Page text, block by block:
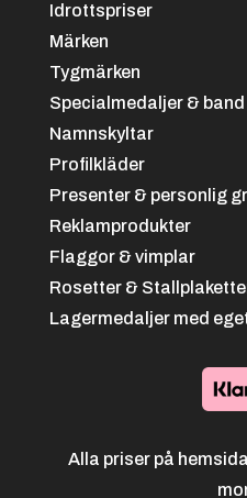
Svart/grön
Blå/svart
Idrottspriser
Märken
Tygmärken
Specialmedaljer & band
Namnskyltar
Profilkläder
Presenter & personlig
Reklamprodukter
Flaggor & vimplar
Rosetter &
Lagermedaljer med
Alla priser på